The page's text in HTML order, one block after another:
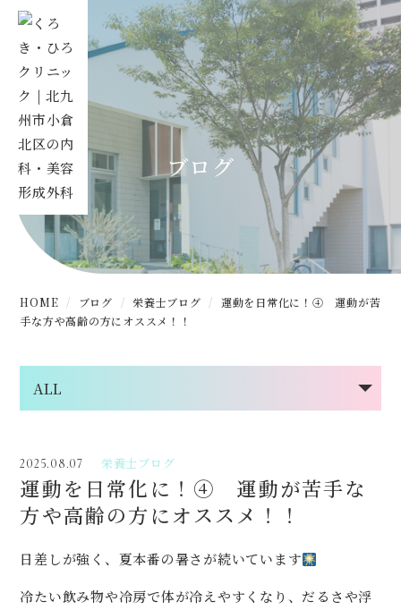
ブログ
HOME ブログ 栄養士ブログ
運動を日常化に！④ 運動が苦
手な方や高齢の方にオススメ！！
2025.08.07 栄養士ブログ
運動を日常化に！④ 運動が苦手な
方や高齢の方にオススメ！！
日差しが強く、夏本番の暑さが続いています
冷たい飲み物や冷房で体が冷えやすくなり、だるさや浮